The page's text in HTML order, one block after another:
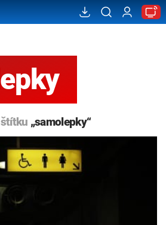
„samolepky“